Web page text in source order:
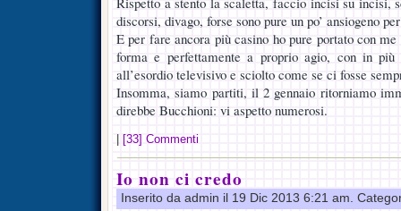
discorsi, divago, forse sono pure un po’ ansiogeno
E per fare ancora più casino ho pure portato con
forma e perfettamente a proprio agio, con in
all’esordio televisivo e sciolto come se ci fosse
Insomma, siamo partiti, il 2 gennaio ritorniamo
direbbe Bucchioni: vi aspetto numerosi.
[33] Commenti
Io non ci credo
Inserito da admin il 19 Dic 2013 6:21 am.